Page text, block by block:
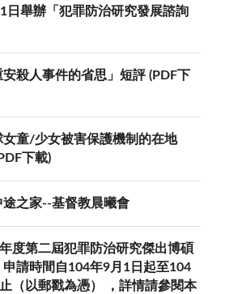
日舉辦「犯罪防治研究發展諮詢
殺人事件的省思」短評 (PDF下
女童/少女被害保護機制的在地
下載)
途之家--基督教晨曦會
度第二屆犯罪防治研究傑出博碩
申請時間自104年9月1日起至104
（以郵戳為憑） ，詳情請參閱本